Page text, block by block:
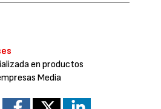
en productos
Media